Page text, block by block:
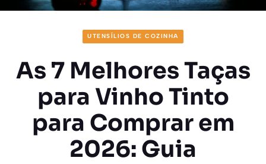
UTENSÍLIOS DE COZINHA
As 7 Melhores Taças
para Vinho Tinto
para Comprar em
2026: Guia